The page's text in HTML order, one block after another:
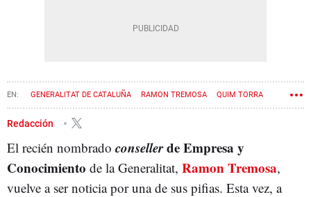
GENERALITAT DE CATALUÑA RAMON TREMOSA QUIM TORRA
Redacción
El recién nombrado consellerde Empresa y
Conocimiento de la Generalitat, Ramon Tremosa,
vuelve a ser noticia por una de sus pifias. Esta vez, a